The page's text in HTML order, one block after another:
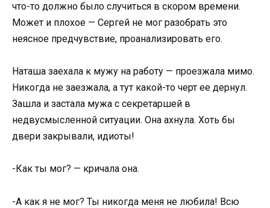
что-то должно было случиться в скором времени.
Может и плохое — Сергей не мог разобрать это
неясное предчувствие, проанализировать его.
Наташа заехала к мужу на работу — проезжала мимо.
Никогда не заезжала, а тут какой-то черт ее дернул.
Зашла и застала мужа с секретаршей в
недвусмысленной ситуации. Она ахнула. Хоть бы
двери закрывали, идиоты!
-Как ты мог? — кричала она.
-А как я не мог? Ты никогда меня не любила! Всю